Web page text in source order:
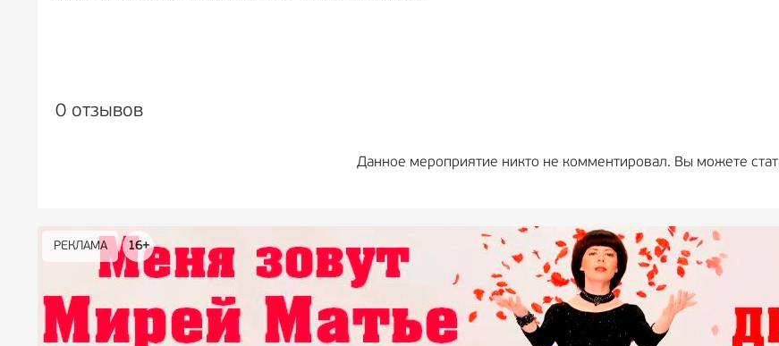
0 отзывов
Данное мероприятие никто не комментировал. Вы можете
РЕКЛАМА 16+
РЕКЛАМА 16+
РЕКЛАМА 12+
РЕКЛАМА
РЕКЛАМА 0+
РЕКЛАМА 18+